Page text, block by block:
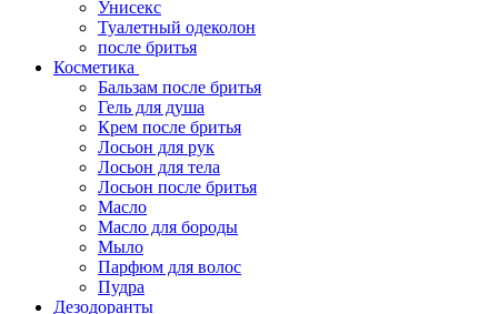
Унисекс
Туалетный одеколон
после бритья
Косметика
Бальзам после бритья
Гель для душа
Крем после бритья
Лосьон для рук
Лосьон для тела
Лосьон после бритья
Масло
Масло для бороды
Мыло
Парфюм для волос
Пудра
Дезодоранты